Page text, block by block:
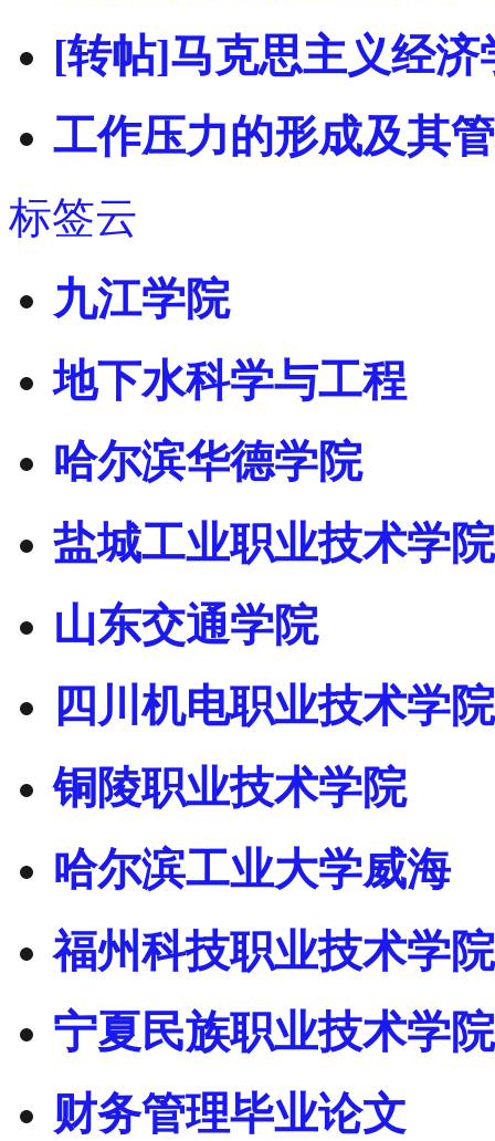
[转帖]马克思主义经
工作压力的形成及其
标签云
九江学院
地下水科学与工程
哈尔滨华德学院
盐城工业职业技术学院
山东交通学院
四川机电职业技术学院
铜陵职业技术学院
哈尔滨工业大学威海
福州科技职业技术学院
宁夏民族职业技术学院
财务管理毕业论文